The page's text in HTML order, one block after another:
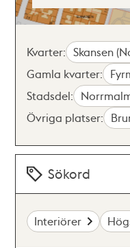
Kvarter: Skansen
Gamla kvarter:
Stadsdel:
Övriga platser:
Sökord
Interiörer